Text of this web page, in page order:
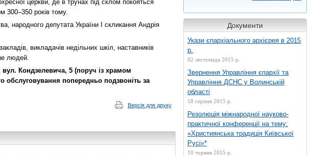
церкви, де в трунах під склом покояться
300–350 років тому.
народного депутата України І скликання Андрія
викладачів недільних шкіл, наставників
людей.
Кондзелевича, 5 (поруч із храмом
обслуговування попередньо подзвоніть за
Версія для друку
Документи
Укази єпархіального архієрея в 2015
р.
02 листопада 2015 р.
Звернення Управління єпархії та
Управління ДСНС у Волинській
області
18 серпня 2015 р.
Резолюція міжнародної науково-
практичної конференції на тему:
«Християнська традиція Київської
Русі»*
10 червня 2015 р.